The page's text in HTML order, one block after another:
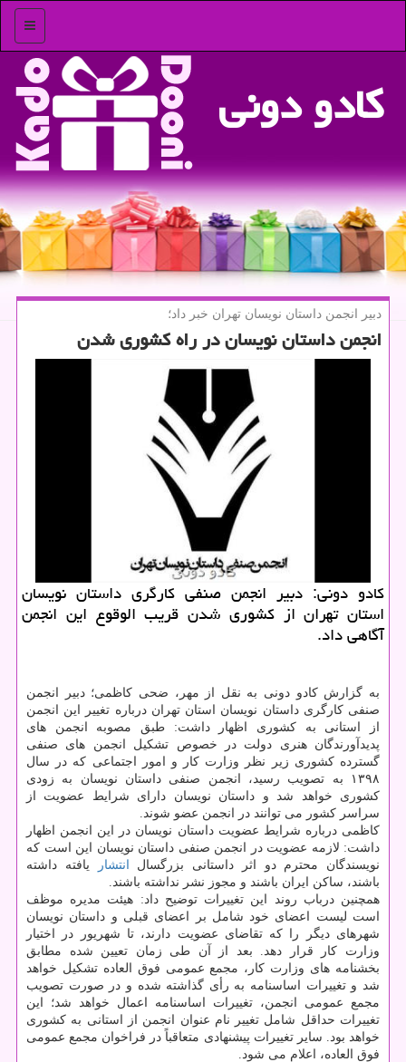
منو
كادو دونی
دبیر انجمن داستان نویسان تهران خبر داد؛
انجمن داستان نویسان در راه كشوری شدن
كادو دونی: دبیر انجمن صنفی كارگری داستان نویسان
استان تهران از كشوری شدن قریب الوقوع این انجمن
آگاهی داد.
به گزارش کادو دونی به نقل از مهر، ضحی کاظمی؛ دبیر انجمن
صنفی کارگری داستان نویسان استان تهران درباره تغییر این انجمن
از استانی به کشوری اظهار داشت: طبق مصوبه انجمن های
پدیدآورندگان هنری دولت در خصوص تشکیل انجمن های صنفی
گسترده کشوری زیر نظر وزارت کار و امور اجتماعی که در سال
۱۳۹۸ به تصویب رسید، انجمن صنفی داستان نویسان به زودی
کشوری خواهد شد و داستان نویسان دارای شرایط عضویت از
سراسر کشور می توانند در انجمن عضو شوند.
کاظمی درباره شرایط عضویت داستان نویسان در این انجمن اظهار
داشت: لازمه عضویت در انجمن صنفی داستان نویسان این است که
نویسندگان محترم دو اثر داستانی بزرگسال
انتشار
یافته داشته
باشند، ساکن ایران باشند و مجوز نشر نداشته باشند.
همچنین درباب روند این تغییرات توضیح داد: هیئت مدیره موظف
است لیست اعضای خود شامل بر اعضای قبلی و داستان نویسان
شهرهای دیگر را که تقاضای عضویت دارند، تا شهریور در اختیار
وزارت کار قرار دهد. بعد از آن طی زمان تعیین شده مطابق
بخشنامه های وزارت کار، مجمع عمومی فوق العاده تشکیل خواهد
شد و تغییرات اساسنامه به رأی گذاشته شده و در صورت تصویب
مجمع عمومی انجمن، تغییرات اساسنامه اعمال خواهد شد؛ این
تغییرات حداقل شامل تغییر نام عنوان انجمن از استانی به کشوری
خواهد بود. سایر تغییرات پیشنهادی متعاقباً در فراخوان مجمع عمومی
فوق العاده، اعلام می شود.